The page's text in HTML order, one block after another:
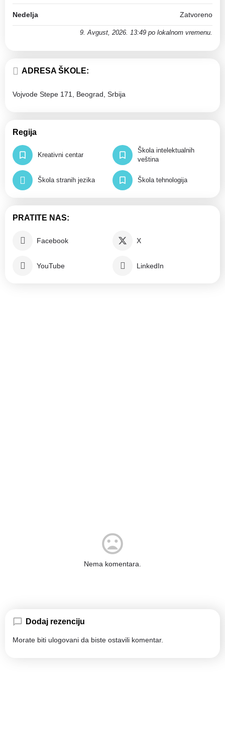
Nedelja Zatvoreno
9. Avgust, 2026. 13:49 po lokalnom vremenu.
ADRESA ŠKOLE:
Vojvode Stepe 171, Beograd, Srbija
Regija
Kreativni centar
Škola intelektualnih
veština
Škola stranih jezika Škola tehnologija
PRATITE NAS:
Facebook X
YouTube LinkedIn
Nema komentara.
Dodaj rezenciju
Morate biti ulogovani da biste ostavili komentar.